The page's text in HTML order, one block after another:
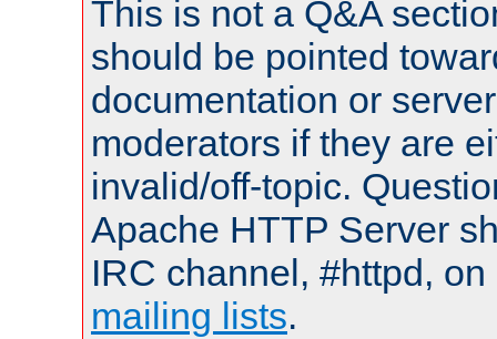
This is not a Q&A
should be pointed
documentation or
moderators if they are
invalid/off-topic.
Apache HTTP Server
IRC channel, #httpd,
mailing lists.